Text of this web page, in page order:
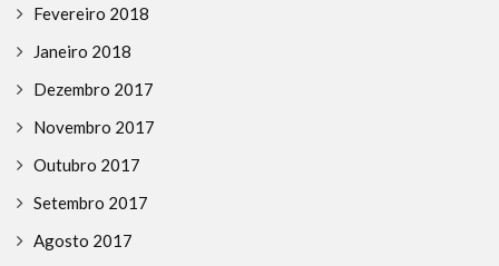
Fevereiro 2018
Janeiro 2018
Dezembro 2017
Novembro 2017
Outubro 2017
Setembro 2017
Agosto 2017